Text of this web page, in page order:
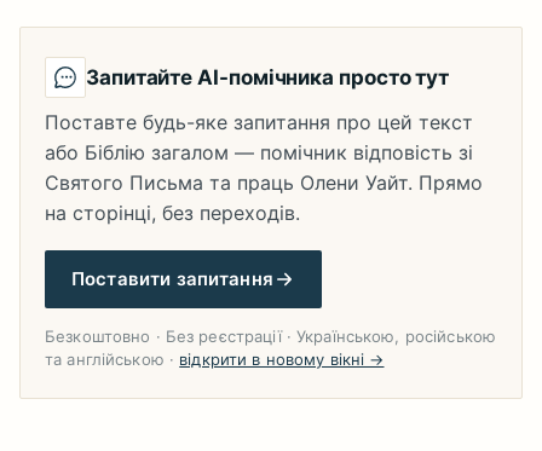
Запитайте AI-помічника просто тут
Поставте будь-яке запитання про цей текст
або Біблію загалом — помічник відповість зі
Святого Письма та праць Олени Уайт. Прямо
на сторінці, без переходів.
Поставити запитання
Безкоштовно · Без реєстрації · Українською, російською
та англійською · відкрити в новому вікні →